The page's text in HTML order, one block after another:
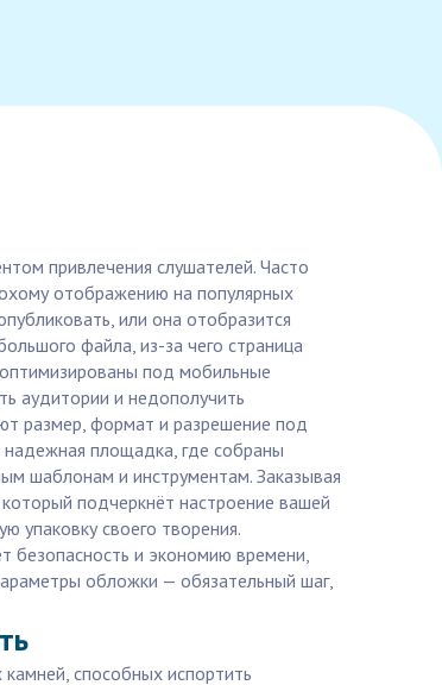
привлечения слушателей. Часто
отображению на популярных
или она отобразится
файла, из-за чего страница
под мобильные
аудитории и недополучить
размер, формат и разрешение под
площадка, где собраны
шаблонам и инструментам. Заказывая
подчеркнёт настроение вашей
упаковку своего творения.
безопасность и экономию времени,
обложки — обязательный шаг,
способных испортить